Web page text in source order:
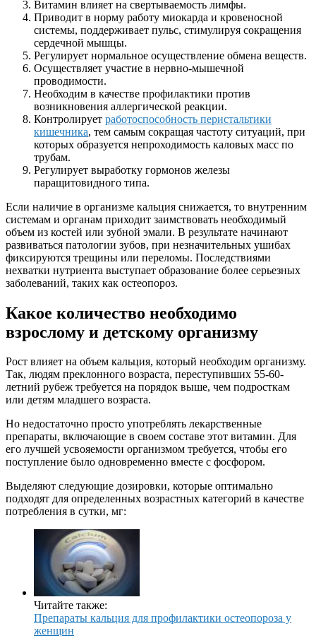
Витамин влияет на свертываемость лимфы.
Приводит в норму работу миокарда и кровеносной
системы, поддерживает пульс, стимулируя сокращения
сердечной мышцы.
Регулирует нормальное осуществление обмена веществ.
Осуществляет участие в нервно-мышечной
проводимости.
Необходим в качестве профилактики против
возникновения аллергической реакции.
Контролирует работоспособность перистальтики
кишечника, тем самым сокращая частоту ситуаций, при
которых образуется непроходимость каловых масс по
трубам.
Регулирует выработку гормонов железы
паращитовидного типа.
Если наличие в организме кальция снижается, то внутренним
системам и органам приходит заимствовать необходимый
объем из костей или зубной эмали. В результате начинают
развиваться патологии зубов, при незначительных ушибах
фиксируются трещины или переломы. Последствиями
нехватки нутриента выступает образование более серьезных
заболеваний, таких как остеопороз.
Какое количество необходимо
взрослому и детскому организму
Рост влияет на объем кальция, который необходим организму.
Так, людям преклонного возраста, переступивших 55-60-
летний рубеж требуется на порядок выше, чем подросткам
или детям младшего возраста.
Но недостаточно просто употреблять лекарственные
препараты, включающие в своем составе этот витамин. Для
его лучшей усвояемости организмом требуется, чтобы его
поступление было одновременно вместе с фосфором.
Выделяют следующие дозировки, которые оптимально
подходят для определенных возрастных категорий в качестве
потребления в сутки, мг:
Читайте также:
Препараты кальция для профилактики остеопороза у
женщин